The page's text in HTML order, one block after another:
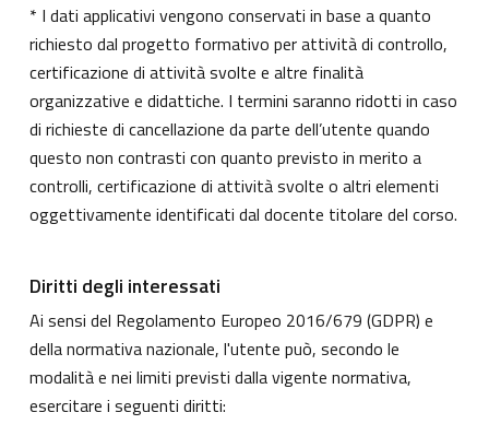
* I dati applicativi vengono conservati in base a quanto
richiesto dal progetto formativo per attività di controllo,
certificazione di attività svolte e altre finalità
organizzative e didattiche. I termini saranno ridotti in caso
di richieste di cancellazione da parte dell’utente quando
questo non contrasti con quanto previsto in merito a
controlli, certificazione di attività svolte o altri elementi
oggettivamente identificati dal docente titolare del corso.
Diritti degli interessati
Ai sensi del Regolamento Europeo 2016/679 (GDPR) e
della normativa nazionale, l'utente può, secondo le
modalità e nei limiti previsti dalla vigente normativa,
esercitare i seguenti diritti: